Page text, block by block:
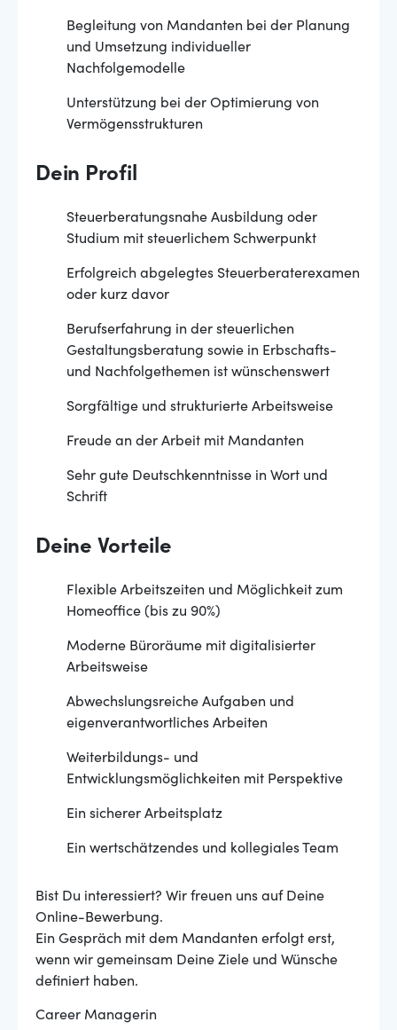
Begleitung von Mandanten bei der Planung
und Umsetzung individueller
Nachfolgemodelle
Unterstützung bei der Optimierung von
Vermögensstrukturen
Dein Profil
Steuerberatungsnahe Ausbildung oder
Studium mit steuerlichem Schwerpunkt
Erfolgreich abgelegtes Steuerberaterexamen
oder kurz davor
Berufserfahrung in der steuerlichen
Gestaltungsberatung sowie in Erbschafts-
und Nachfolgethemen ist wünschenswert
Sorgfältige und strukturierte Arbeitsweise
Freude an der Arbeit mit Mandanten
Sehr gute Deutschkenntnisse in Wort und
Schrift
Deine Vorteile
Flexible Arbeitszeiten und Möglichkeit zum
Homeoffice (bis zu 90%)
Moderne Büroräume mit digitalisierter
Arbeitsweise
Abwechslungsreiche Aufgaben und
eigenverantwortliches Arbeiten
Weiterbildungs- und
Entwicklungsmöglichkeiten mit Perspektive
Ein sicherer Arbeitsplatz
Ein wertschätzendes und kollegiales Team
Bist Du interessiert? Wir freuen uns auf Deine
Online-Bewerbung.
Ein Gespräch mit dem Mandanten erfolgt erst,
wenn wir gemeinsam Deine Ziele und Wünsche
definiert haben.
Career Managerin